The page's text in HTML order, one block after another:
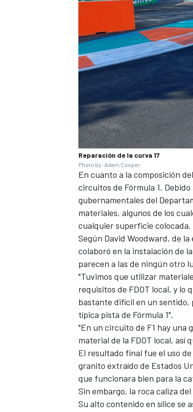
MÁS CATEGORÍAS
Reparación de la curva 17
Photo by: Adam Cooper
En cuanto a la composición
circuitos de Fórmula 1.
gubernamentales del
materiales, algunos de los
cualquier superficie colocada.
Según David Woodward, de
colaboró en la instalación de
parecen a las de ningún otro
"Tuvimos que utilizar
requisitos de FDOT local, y lo
bastante difícil en un sentido,
típica pista de Fórmula 1".
"En un circuito de F1 hay una
material de la FDOT local, así
El resultado final fue el uso
granito extraído de Estados
que funcionara bien para la
Sin embargo, la roca caliza
Su alto contenido en sílice se